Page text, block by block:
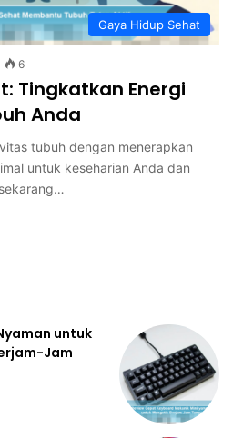
Gaya Hidup Sehat
6
Tingkatkan Energi
Anda
tubuh dengan menerapkan
untuk keseharian Anda dan
untuk
Jam